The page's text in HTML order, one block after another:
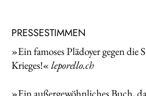
PRESSESTIMMEN
»Ein famoses Plädoyer gegen die
Krieges!« leporello.ch